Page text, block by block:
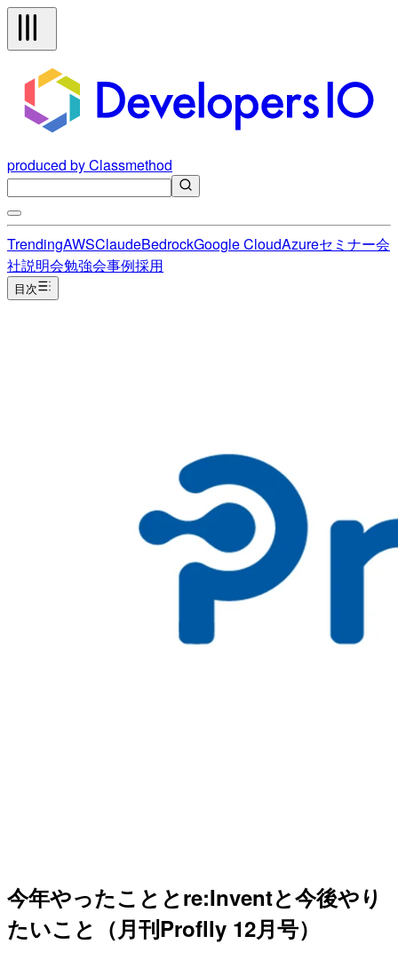
produced by Classmethod
TrendingAWSClaudeBedrockGoogle CloudAzureセミナー会
社説明会勉強会事例採用
目次
今年やったこととre:Inventと今後やり
たいこと（月刊Proflly 12月号）